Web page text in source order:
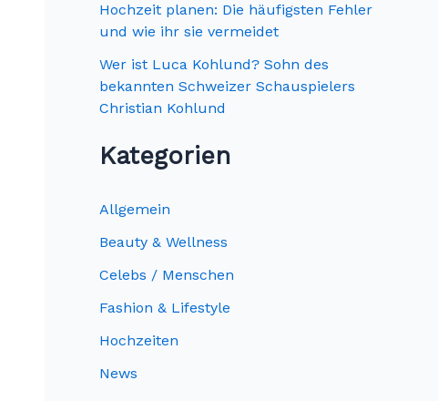
:Hochzeit planen: Die häufigsten Fehler
und wie ihr sie vermeidet
Wer ist Luca Kohlund? Sohn des
bekannten Schweizer Schauspielers
Christian Kohlund
Kategorien
Allgemein
Beauty & Wellness
Celebs / Menschen
Fashion & Lifestyle
Hochzeiten
News